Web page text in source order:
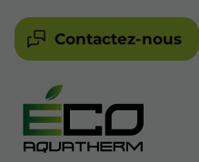
Contactez-nous